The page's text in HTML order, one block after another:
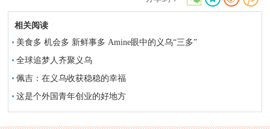
相关阅读
美食多 机会多 新鲜事多 Amine眼中的义乌“三多”
全球追梦人齐聚义乌
佩吉：在义乌收获稳稳的幸福
这是个外国青年创业的好地方